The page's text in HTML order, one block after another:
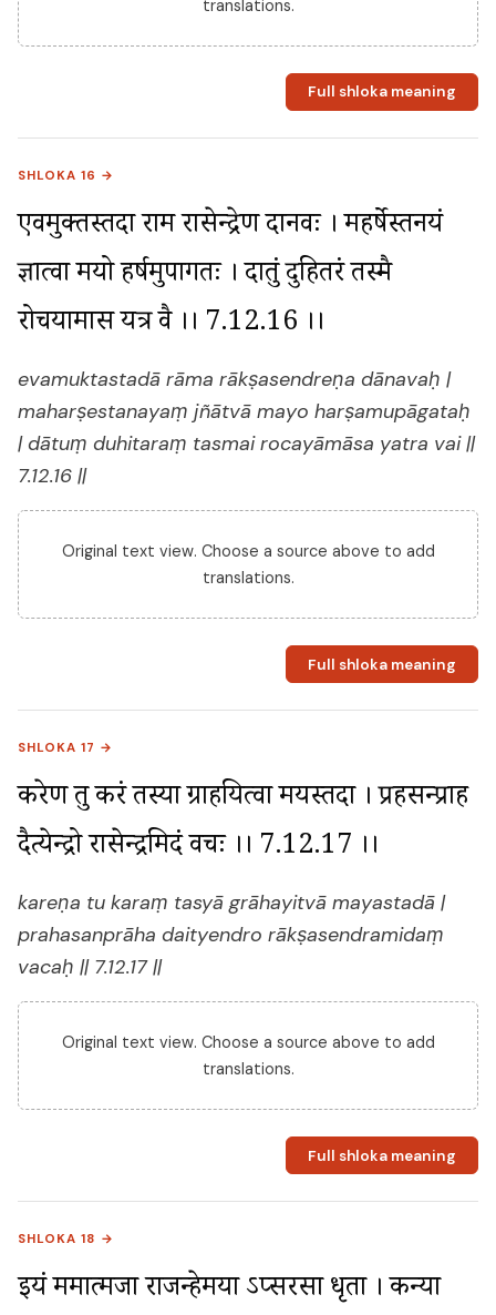
translations.
Full shloka meaning
SHLOKA 16 →
एवमुक्तस्तदा राम राक्षसेन्द्रेण दानवः । महर्षेस्तनयं
ज्ञात्वा मयो हर्षमुपागतः । दातुं दुहितरं तस्मै
रोचयामास यत्र वै ।। 7.12.16 ।।
evamuktastadā rāma rākṣasendreṇa dānavaḥ |
maharṣestanayaṃ jñātvā mayo harṣamupāgataḥ
| dātuṃ duhitaraṃ tasmai rocayāmāsa yatra vai ||
7.12.16 ||
Original text view. Choose a source above to add
translations.
Full shloka meaning
SHLOKA 17 →
करेण तु करं तस्या ग्राहयित्वा मयस्तदा । प्रहसन्प्राह
दैत्येन्द्रो राक्षसेन्द्रमिदं वचः ।। 7.12.17 ।।
kareṇa tu karaṃ tasyā grāhayitvā mayastadā |
prahasanprāha daityendro rākṣasendramidaṃ
vacaḥ || 7.12.17 ||
Original text view. Choose a source above to add
translations.
Full shloka meaning
SHLOKA 18 →
इयं ममात्मजा राजन्हेमया ऽप्सरसा धृता । कन्या